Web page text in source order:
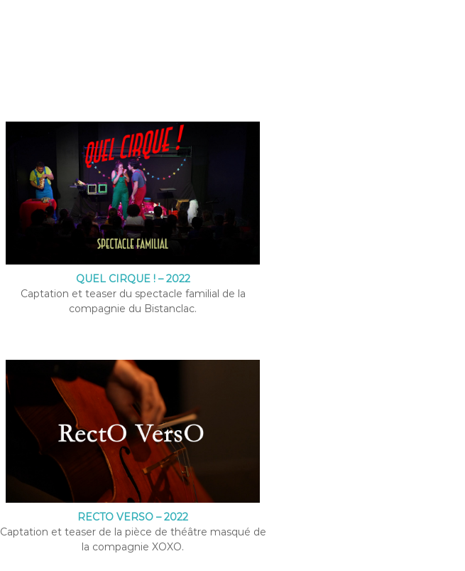
QUEL CIRQUE ! – 2022
Captation et teaser du spectacle familial de la
compagnie du Bistanclac.
RECTO VERSO – 2022
Captation et teaser de la pièce de théâtre masqué de
la compagnie XOXO.